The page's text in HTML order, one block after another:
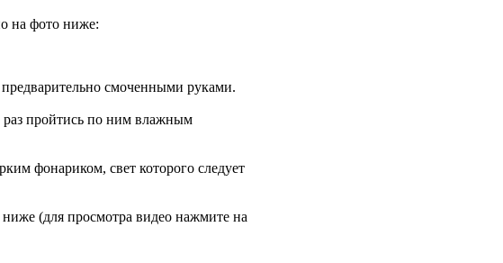
на фото ниже:
смоченными руками.
пройтись по ним влажным
фонариком, свет которого следует
(для просмотра видео нажмите на